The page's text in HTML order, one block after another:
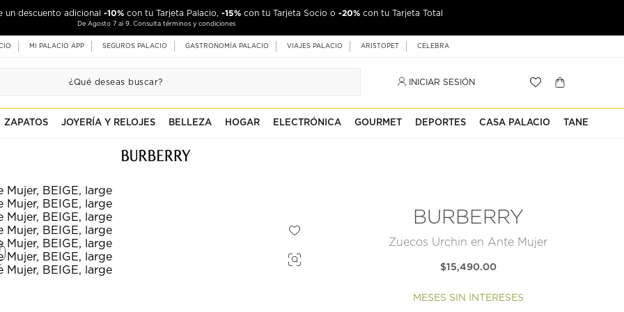
un descuento adicional -10% con tu Tarjeta Palacio, -15% con tu Tarjeta Socio o -20% con tu Tarjeta Total
De Agosto 7 al 9. Consulta términos y condiciones
MI PALACIO APP SEGUROS PALACIO GASTRONOMÍA PALACIO VIAJES PALACIO ARISTOPET CELEBRA
INICIAR SESIÓN
ZAPATOS JOYERÍA Y RELOJES BELLEZA HOGAR ELECTRÓNICA GOURMET DEPORTES CASA PALACIO TANE
BURBERRY
Zuecos Urchin en Ante Mujer
$15,490.00
MESES SIN INTERESES